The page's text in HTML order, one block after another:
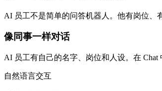
AI 员工不是简单的问答机器人。他有岗位、
像同事一样对话
AI 员工有自己的名字、岗位和人设。在 Chat
自然语言交互